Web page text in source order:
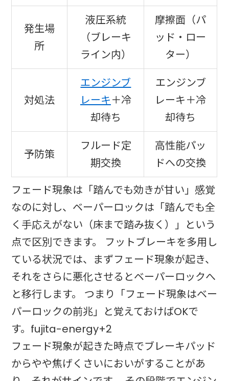
発生場
所
液圧系統
（ブレーキ
ライン内）
摩擦面（パ
ッド・ロー
ター）
対処法
エンジンブ
レーキ＋冷
却待ち
エンジンブ
レーキ＋冷
却待ち
予防策
フルード定
期交換
高性能パッ
ドへの交換
フェード現象は「踏んでも効きが甘い」感覚
なのに対し、ベーパーロックは「踏んでも全
く手応えがない（床まで踏み抜く）」という
点で区別できます。 フットブレーキを多用し
ている状況では、まずフェード現象が起き、
それをさらに悪化させるとベーパーロックへ
と移行します。 つまり「フェード現象はベー
パーロックの前兆」と覚えておけばOKで
す。fujita-energy+2
フェード現象が起きた時点でブレーキパッド
からやや焦げくさいにおいがすることがあ